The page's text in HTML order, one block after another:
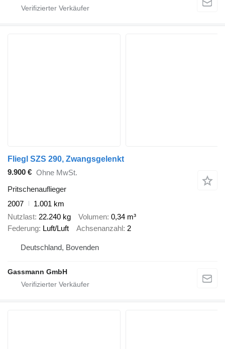
Fliegl SZS 290, Zwangsgelenkt
9.900 € Ohne MwSt.
Pritschenauflieger
2007
1.001 km
Nutzlast 22.240 kg Volumen 0,34 m³
Federung Luft/Luft Achsenanzahl 2
Deutschland, Bovenden
Gassmann GmbH